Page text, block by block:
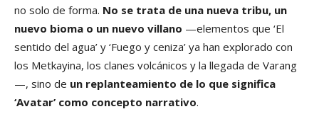
no solo de forma. No se trata de una nueva tribu, un
nuevo bioma o un nuevo villano —elementos que ‘El
sentido del agua’ y ‘Fuego y ceniza’ ya han explorado con
los Metkayina, los clanes volcánicos y la llegada de Varang
—, sino de un replanteamiento de lo que significa
‘Avatar’ como concepto narrativo.